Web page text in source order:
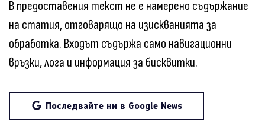
В предоставения текст не е намерено съдържание
на статия, отговарящо на изискванията за
обработка. Входът съдържа само навигационни
връзки, лога и информация за бисквитки.
Последвайте ни в Google News